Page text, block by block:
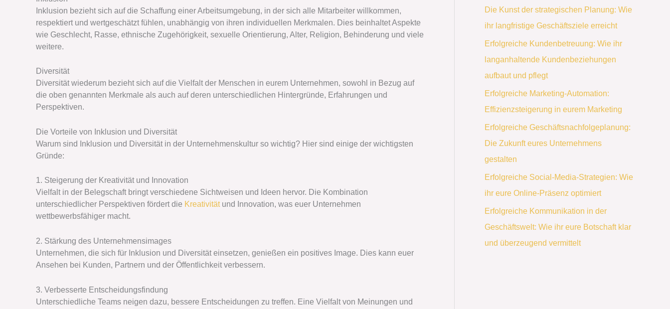
Inklusion bezieht sich auf die Schaffung einer Arbeitsumgebung, in der sich alle Mitarbeiter willkommen,
respektiert und wertgeschätzt fühlen, unabhängig von ihren individuellen Merkmalen. Dies beinhaltet Aspekte
wie Geschlecht, Rasse, ethnische Zugehörigkeit, sexuelle Orientierung, Alter, Religion, Behinderung und viele
weitere.
Diversität
Diversität wiederum bezieht sich auf die Vielfalt der Menschen in eurem Unternehmen, sowohl in Bezug auf
die oben genannten Merkmale als auch auf deren unterschiedlichen Hintergründe, Erfahrungen und
Perspektiven.
Die Vorteile von Inklusion und Diversität
Warum sind Inklusion und Diversität in der Unternehmenskultur so wichtig? Hier sind einige der wichtigsten
Gründe:
1. Steigerung der Kreativität und Innovation
Vielfalt in der Belegschaft bringt verschiedene Sichtweisen und Ideen hervor. Die Kombination
unterschiedlicher Perspektiven fördert die Kreativitätund Innovation, was euer Unternehmen
wettbewerbsfähiger macht.
2. Stärkung des Unternehmensimages
Unternehmen, die sich für Inklusion und Diversität einsetzen, genießen ein positives Image. Dies kann euer
Ansehen bei Kunden, Partnern und der Öffentlichkeit verbessern.
3. Verbesserte Entscheidungsfindung
Unterschiedliche Teams neigen dazu, bessere Entscheidungen zu treffen. Eine Vielfalt von Meinungen und
Die Kunst der strategischen Planung: Wie
ihr langfristige Geschäftsziele erreicht
Erfolgreiche Kundenbetreuung: Wie ihr
langanhaltende Kundenbeziehungen
aufbaut und pflegt
Erfolgreiche Marketing-Automation:
Effizienzsteigerung in eurem Marketing
Erfolgreiche Geschäftsnachfolgeplanung:
Die Zukunft eures Unternehmens
gestalten
Erfolgreiche Social-Media-Strategien: Wie
ihr eure Online-Präsenz optimiert
Erfolgreiche Kommunikation in der
Geschäftswelt: Wie ihr eure Botschaft klar
und überzeugend vermittelt